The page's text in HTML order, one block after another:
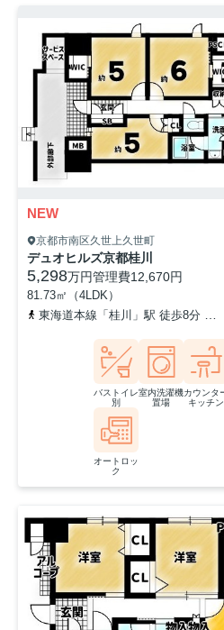
・納戸やWICなど収納豊富◎ファ
室＆玄関からアクセスしやすく、
NEW
京都市南区久世上久世町
デュオヒルズ京都桂川
5,298万円管理費12,670円
81.73㎡（4LDK）
東海道本線「桂川」駅 徒歩8分
バストイレ
別
室内洗濯機
置場
カウンタ
キッチン
オートロッ
ク